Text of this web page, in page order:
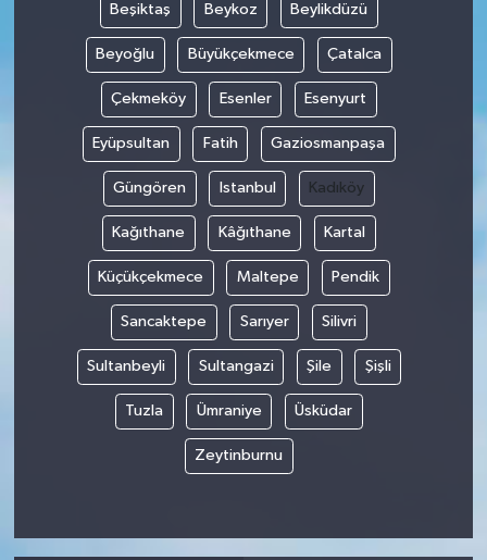
Beşiktaş Beykoz Beylikdüzü
Beyoğlu Büyükçekmece Çatalca
Çekmeköy Esenler Esenyurt
Eyüpsultan Fatih Gaziosmanpaşa
Güngören Istanbul Kadıköy
Kağıthane Kâğıthane Kartal
Küçükçekmece Maltepe Pendik
Sancaktepe Sarıyer Silivri
Sultanbeyli Sultangazi Şile Şişli
Tuzla Ümraniye Üsküdar
Zeytinburnu
SEÇİM 2011
ÜÇÜNCÜ SAYFA
BİLİMNET
Yemek
SİVİL TOPLUM
SEÇİM 2014
KİM KİMDİR
ÇEK GÖNDER
HEDEF2020